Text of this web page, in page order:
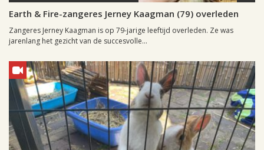
Earth & Fire-zangeres Jerney Kaagman (79) overleden
Zangeres Jerney Kaagman is op 79-jarige leeftijd overleden. Ze was
jarenlang het gezicht van de succesvolle...